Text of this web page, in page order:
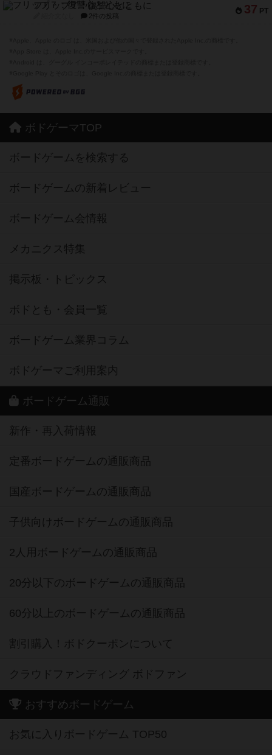
37 PT
フリップ７：復讐心とともに
2件の投稿
ボドゲーマTOP
ボードゲームを検索する
ボードゲームの新着レビュー
ボードゲーム会情報
メカニクス特集
掲示板・トピックス
ボドとも・会員一覧
ボードゲーム業界コラム
ボドゲーマご利用案内
ボードゲーム通販
新作・再入荷情報
定番ボードゲームの通販商品
国産ボードゲームの通販商品
子供向けボードゲームの通販商品
2人用ボードゲームの通販商品
20分以下のボードゲームの通販商品
60分以上のボードゲームの通販商品
割引購入！ボドクーポンについて
クラウドファンディング ボドファン
おすすめボードゲーム
お気に入りボードゲーム TOP50